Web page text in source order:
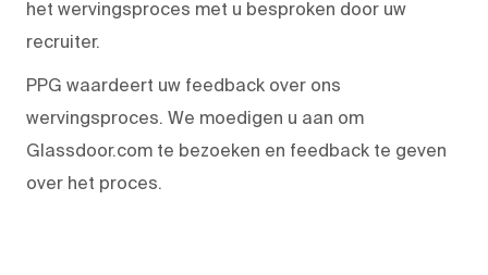
het wervingsproces met u besproken door uw
recruiter.
PPG waardeert uw feedback over ons
wervingsproces. We moedigen u aan om
Glassdoor.com te bezoeken en feedback te geven
over het proces.